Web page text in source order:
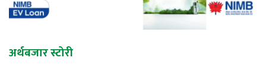
अर्थबजार स्टोरी